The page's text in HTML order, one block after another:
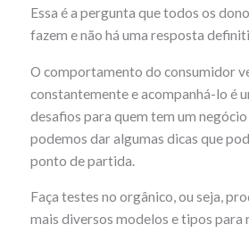
Essa é a pergunta que todos os
fazem e não há uma resposta
O comportamento do consumidor
constantemente e acompanhá-lo é
desafios para quem tem um
podemos dar algumas dicas que
ponto de partida.
Faça testes no orgânico, ou seja,
mais diversos modelos e tipos para